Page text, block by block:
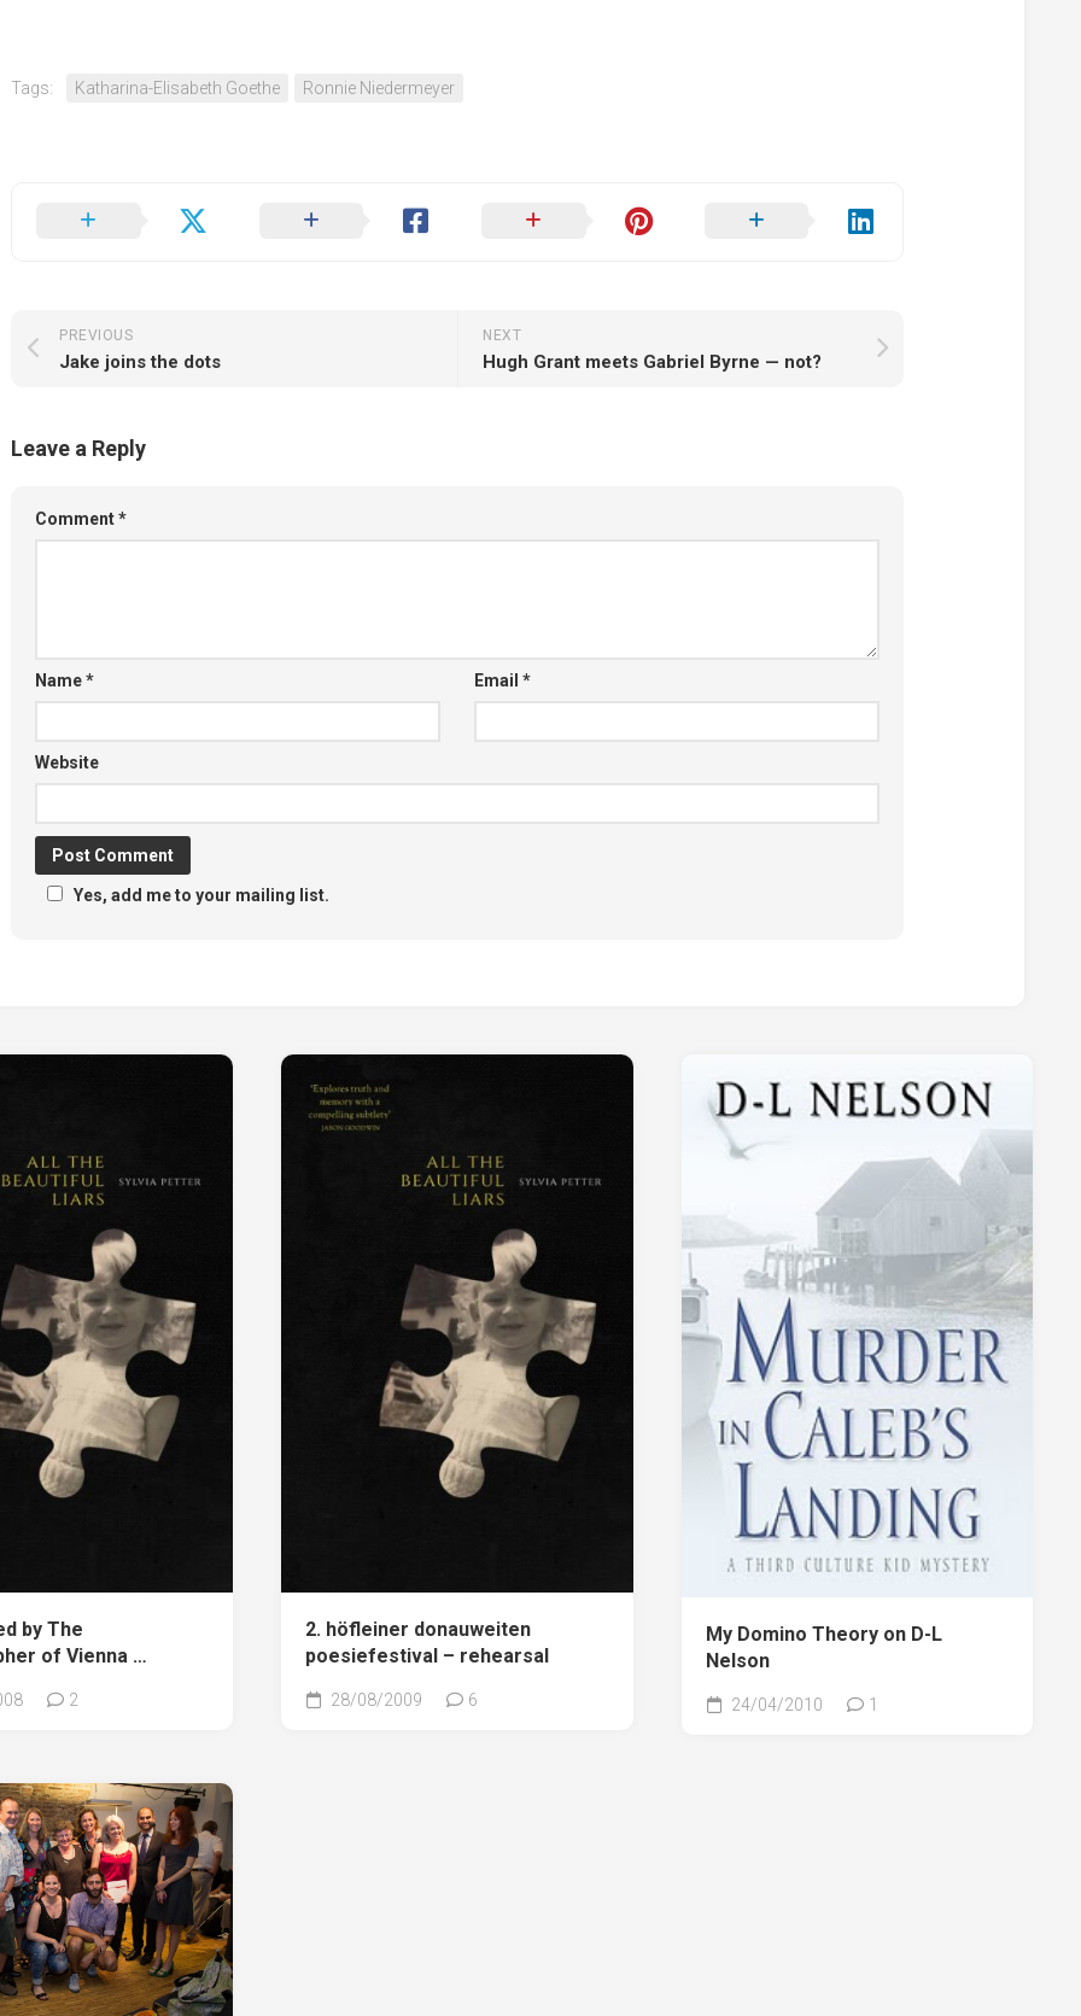
Tags: Katharina-Elisabeth Goethe Ronnie Niedermeyer
NEXT
Hugh Grant meets Gabriel Byrne — not?
PREVIOUS
Jake joins the dots
Leave a Reply
Comment*
Name* Email *
Website
Yes, add me to your mailing list.
by The
of Vienna …
2
2. höfleiner donauweiten
poesiefestival – rehearsal
28/08/2009 6
My Domino Theory on D-L
Nelson
24/04/2010 1